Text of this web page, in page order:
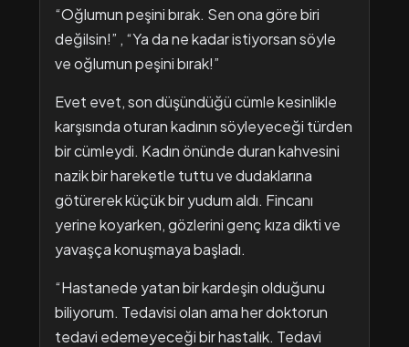
“Oğlumun peşini bırak. Sen ona göre biri
değilsin!” , “Ya da ne kadar istiyorsan söyle
ve oğlumun peşini bırak!”
Evet evet, son düşündüğü cümle kesinlikle
karşısında oturan kadının söyleyeceği türden
bir cümleydi. Kadın önünde duran kahvesini
nazik bir hareketle tuttu ve dudaklarına
götürerek küçük bir yudum aldı. Fincanı
yerine koyarken, gözlerini genç kıza dikti ve
yavaşça konuşmaya başladı.
“Hastanede yatan bir kardeşin olduğunu
biliyorum. Tedavisi olan ama her doktorun
tedavi edemeyeceği bir hastalık. Tedavi